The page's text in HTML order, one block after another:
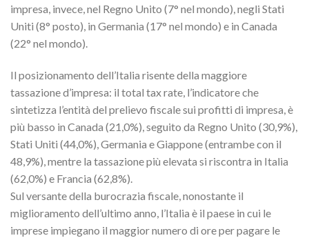
impresa, invece, nel Regno Unito (7° nel mondo), negli Stati
Uniti (8° posto), in Germania (17° nel mondo) e in Canada
(22° nel mondo).
Il posizionamento dell’Italia risente della maggiore
tassazione d’impresa: il total tax rate, l’indicatore che
sintetizza l’entità del prelievo fiscale sui profitti di impresa, è
più basso in Canada (21,0%), seguito da Regno Unito (30,9%),
Stati Uniti (44,0%), Germania e Giappone (entrambe con il
48,9%), mentre la tassazione più elevata si riscontra in Italia
(62,0%) e Francia (62,8%).
Sul versante della burocrazia fiscale, nonostante il
miglioramento dell’ultimo anno, l’Italia è il paese in cui le
imprese impiegano il maggior numero di ore per pagare le